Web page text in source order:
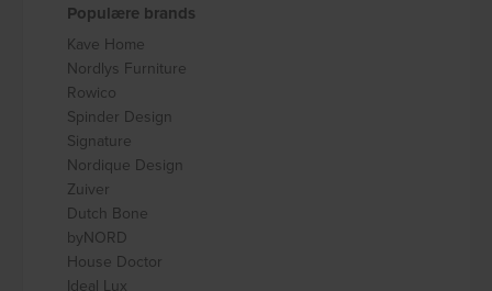
Populære brands
Kave Home
Nordlys Furniture
Rowico
Spinder Design
Signature
Nordique Design
Zuiver
Dutch Bone
byNORD
House Doctor
Ideal Lux